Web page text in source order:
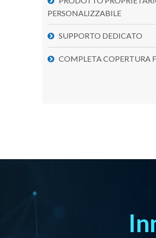
PERSONALIZZABILE
SUPPORTO DEDICATO
COMPLETA COPERTURA